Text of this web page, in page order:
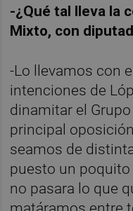
-¿Qué tal lleva la
Mixto, con
-Lo llevamos con
intenciones de
dinamitar el
principal
seamos de
puesto un
no pasara lo que